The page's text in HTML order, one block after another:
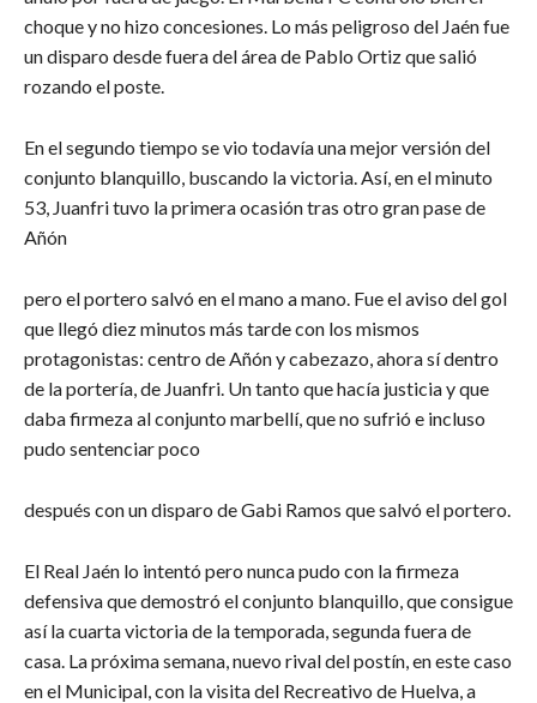
choque y no hizo concesiones. Lo más peligroso del Jaén fue
un disparo desde fuera del área de Pablo Ortiz que salió
rozando el poste.
En el segundo tiempo se vio todavía una mejor versión del
conjunto blanquillo, buscando la victoria. Así, en el minuto
53, Juanfri tuvo la primera ocasión tras otro gran pase de
Añón
pero el portero salvó en el mano a mano. Fue el aviso del gol
que llegó diez minutos más tarde con los mismos
protagonistas: centro de Añón y cabezazo, ahora sí dentro
de la portería, de Juanfri. Un tanto que hacía justicia y que
daba firmeza al conjunto marbellí, que no sufrió e incluso
pudo sentenciar poco
después con un disparo de Gabi Ramos que salvó el portero.
El Real Jaén lo intentó pero nunca pudo con la firmeza
defensiva que demostró el conjunto blanquillo, que consigue
así la cuarta victoria de la temporada, segunda fuera de
casa. La próxima semana, nuevo rival del postín, en este caso
en el Municipal, con la visita del Recreativo de Huelva, a